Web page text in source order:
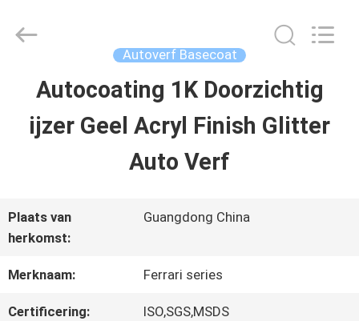
THUIS
VIDEOS
OVER
ONS
Meklon
Autoverf Basecoat
Autocoating 1K Doorzichtig
ijzer Geel Acryl Finish Glitter
Auto Verf
Plaats van
herkomst:
Guangdong China
Merknaam: Ferrari series
Certificering: ISO,SGS,MSDS